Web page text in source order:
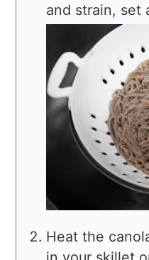
and strain, set
Heat the